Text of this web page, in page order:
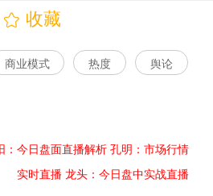
收藏
商业模式 热度 舆论
：今日盘面直播解析 孔明：市场行情
实时直播 龙头：今日盘中实战直播